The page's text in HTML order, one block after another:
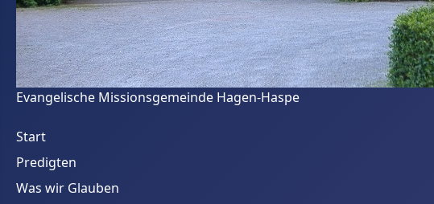
Evangelische Missionsgemeinde Hagen-Haspe
Start
Predigten
Was wir Glauben